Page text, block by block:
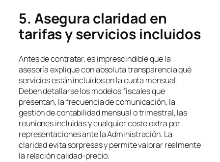
5. Asegura claridad en
tarifas y servicios incluidos
Antes de contratar, es imprescindible que la
asesoría explique con absoluta transparencia qué
servicios están incluidos en la cuota mensual.
Deben detallarse los modelos fiscales que
presentan, la frecuencia de comunicación, la
gestión de contabilidad mensual o trimestral, las
reuniones incluidas y cualquier coste extra por
representaciones ante la Administración. La
claridad evita sorpresas y permite valorar realmente
la relación calidad-precio.